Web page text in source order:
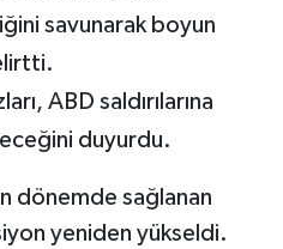
savunarak boyun
ABD saldırılarına
duyurdu.
dönemde sağlanan
yeniden yükseldi.